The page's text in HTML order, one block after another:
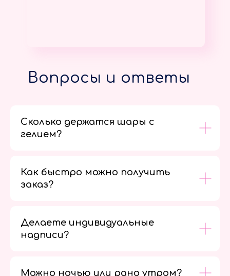
Вопросы и ответы
Сколько держатся шары с
гелием?
Как быстро можно получить
заказ?
Делаете индивидуальные
надписи?
Можно ночью или рано утром?